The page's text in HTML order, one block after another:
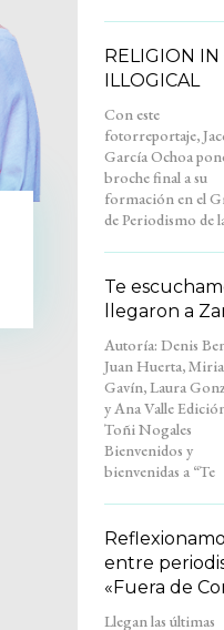
RELIGION IN
ILLOGICAL
Con este
fotorreportaje,
García Ochoa
broche final a su
formación en el
de Periodismo de
Facultad de Filosofía y
Letras y cierra
su etapa
colaborador de
Te
llegaron a
Autoría: Denis
Juan Huerta,
Gavín, Laura
y Ana Valle Edición:
Toñi Nogales
Bienvenidos y
bienvenidas a “Te
escuchamos.
quienes
Zaragoza
quedarse”. Un espacio
tranquilo, hecho para
escuchar sin prisas y
entre
«Fuera de
Llegan las últimas
nuestro propio podcast